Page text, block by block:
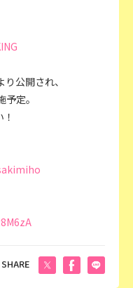
公開され、
定。
SHARE